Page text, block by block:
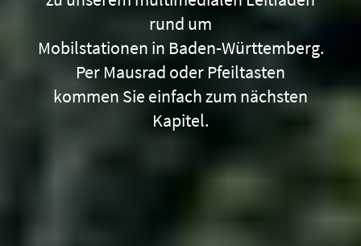
rund um
Mobilstationen in Baden-Württemberg.
Per Mausrad oder Pfeiltasten
kommen Sie einfach zum nächsten
Kapitel.